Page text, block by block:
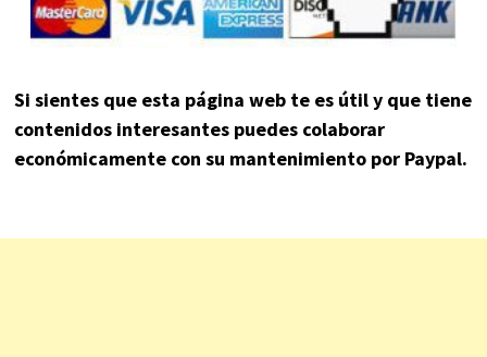
Si sientes que esta página web te es útil y que tiene
contenidos interesantes puedes colaborar
económicamente con su mantenimiento por Paypal.